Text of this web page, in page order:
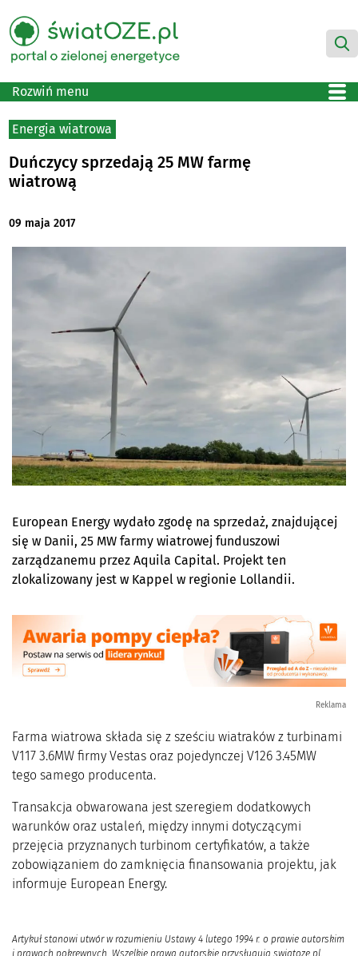
Rozwiń menu
Energia wiatrowa
Duńczycy sprzedają 25 MW farmę
wiatrową
09 maja 2017
European Energy wydało zgodę na sprzedaż, znajdującej
się w Danii, 25 MW farmy wiatrowej funduszowi
zarządzanemu przez Aquila Capital. Projekt ten
zlokalizowany jest w Kappel w regionie Lollandii.
Reklama
Farma wiatrowa składa się z sześciu wiatraków z turbinami
V117 3.6MW firmy Vestas oraz pojedynczej V126 3.45MW
tego samego producenta.
Transakcja obwarowana jest szeregiem dodatkowych
warunków oraz ustaleń, między innymi dotyczącymi
przejęcia przyznanych turbinom certyfikatów, a także
zobowiązaniem do zamknięcia finansowania projektu, jak
informuje European Energy.
Artykuł stanowi utwór w rozumieniu Ustawy 4 lutego 1994 r. o prawie autorskim
i prawach pokrewnych. Wszelkie prawa autorskie przysługują swiatoze.pl.